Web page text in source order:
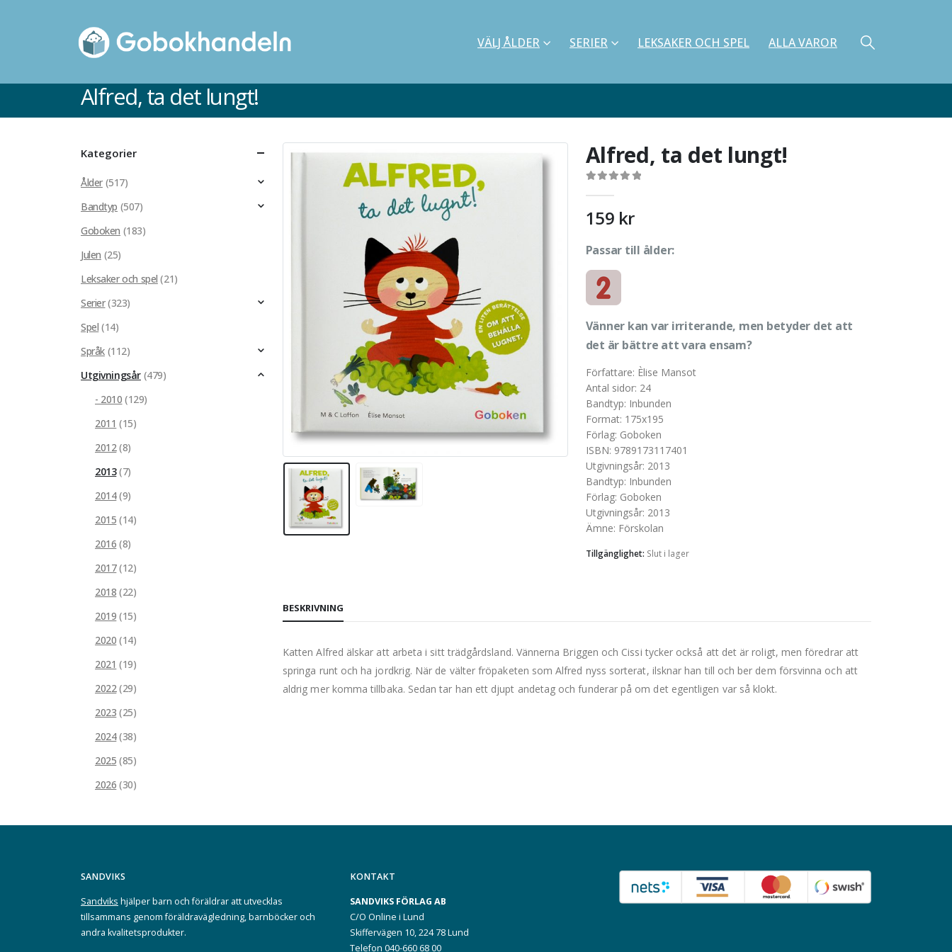
VÄLJ ÅLDER SERIER LEKSAKER OCH SPEL ALLA VAROR
Alfred, ta det lungt!
Alfred, ta det lungt!
159 kr
Passar till ålder:
Vänner kan var irriterande, men betyder det att
det är bättre att vara ensam?
Författare: Èlise Mansot
Antal sidor: 24
Bandtyp: Inbunden
Format: 175x195
Förlag: Goboken
ISBN: 9789173117401
Utgivningsår: 2013
Bandtyp: Inbunden
Förlag: Goboken
Utgivningsår: 2013
Ämne: Förskolan
Tillgänglighet: Slut i lager
BESKRIVNING
Katten Alfred älskar att arbeta i sitt trädgårdsland. Vännerna Briggen och Cissi tycker också att det är roligt, men föredrar att
springa runt och ha jordkrig. När de välter fröpaketen som Alfred nyss sorterat, ilsknar han till och ber dem försvinna och att
aldrig mer komma tillbaka. Sedan tar han ett djupt andetag och funderar på om det egentligen var så klokt.
Kategorier
Ålder (517)
Bandtyp (507)
Goboken (183)
Julen (25)
Leksaker och spel (21)
Serier(323)
Spel (14)
Språk (112)
Utgivningsår (479)
- 2010 (129)
2011 (15)
2012(8)
2013(7)
2014(9)
2015 (14)
2016 (8)
2017(12)
2018 (22)
2019 (15)
2020 (14)
2021 (19)
2022(29)
2023 (25)
2024(38)
2025 (85)
2026 (30)
SANDVIKS
Sandviks hjälper barn och föräldrar att utvecklas
tillsammans genom föräldravägledning, barnböcker och
andra kvalitetsprodukter.
KONTAKT
SANDVIKS FÖRLAG AB
C/O Online i Lund
Skiffervägen 10, 224 78 Lund
Telefon 040-660 68 00